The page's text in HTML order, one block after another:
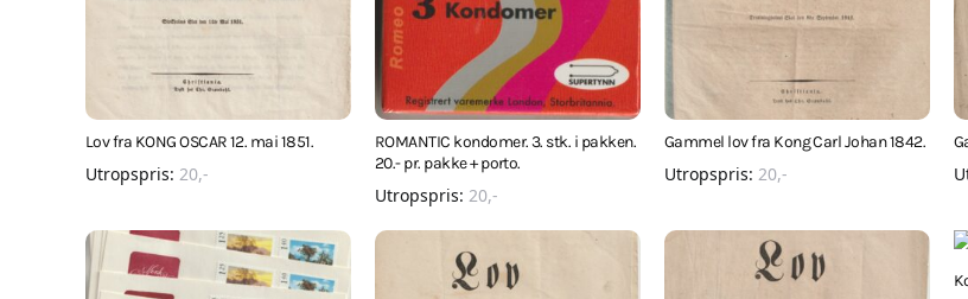
Lov fra KONG OSCAR 12. mai 1851.
Utropspris: 20,-
ROMANTIC kondomer. 3. stk. i pakken.
20.- pr. pakke + porto.
Utropspris: 20,-
Gammel lov fra Kong Carl Johan 1842.
Utropspris: 20,-